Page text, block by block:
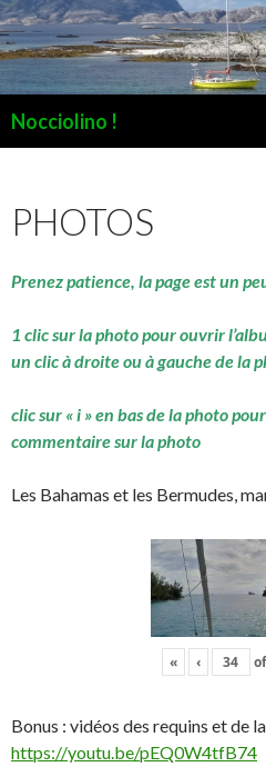
Nocciolino !
PHOTOS
Prenez patience, la page est un
1 clic sur la photo pour ouvrir
un clic à droite ou à gauche de la
clic sur « i » en bas de la photo
commentaire sur la photo
Les Bahamas et les Bermudes,
« ‹ of
Bonus : vidéos des requins et de
https://youtu.be/pEQ0W4tfB74